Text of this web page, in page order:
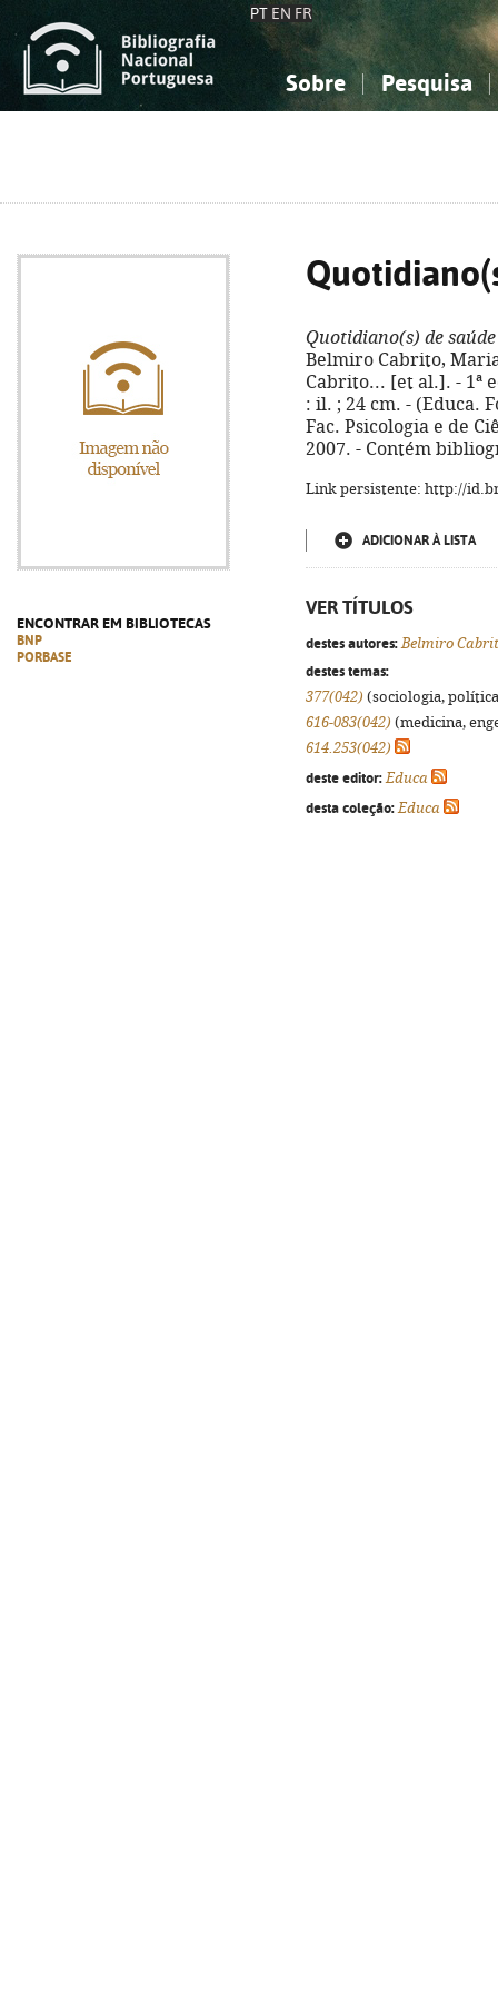
PT EN FR
Sobre Pesquisa
ENCONTRAR EM BIBLIOTECAS
BNP
PORBASE
Quotidiano(s) de saúde
Belmiro Cabrito,
Cabrito... [et al.]. - 1ª
: il. ; 24 cm. - (Educa.
Fac. Psicologia e de
2007. - Contém
Link persistente: http://
ADICIONAR À LISTA
VER TÍTULOS
destes autores: Belmiro
destes temas:
377(042) (sociologia,
616-083(042) (medicina,
614.253(042)
deste editor: Educa
desta coleção: Educa